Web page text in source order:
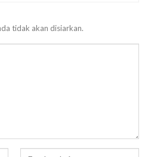
tidak akan disiarkan.